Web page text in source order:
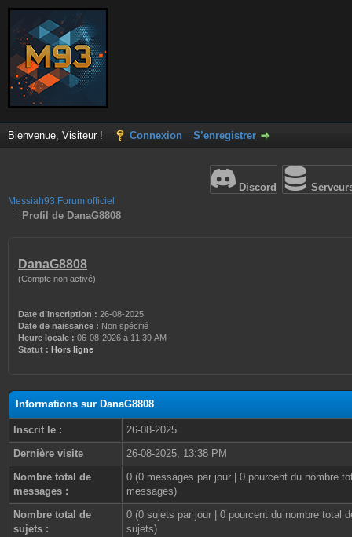
Bienvenue, Visiteur ! Connexion S’enregistrer
Discord
Messiah93 Forum officiel
Profil de DanaG8808
DanaG8808
(Compte non activé)
Date d’inscription : 26-08-2025
Date de naissance : Non spécifié
Heure locale : 06-08-2026 à 11:39 AM
Statut : Hors ligne
Informations sur DanaG8808
Inscrit le :
26-08-2025
Dernière visite
26-08-2025, 13:38 PM
Nombre total de
messages :
0 (0 messages par jour | 0 pourcent du nombre
messages)
Nombre total de
sujets :
0 (0 sujets par jour | 0 pourcent du nombre total
sujets)